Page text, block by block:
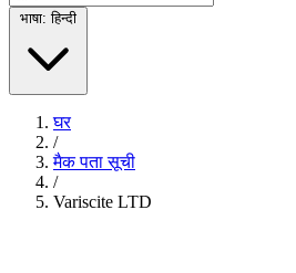
भाषा: हिन्दी
घर
/
मैक पता सूची
/
Variscite LTD